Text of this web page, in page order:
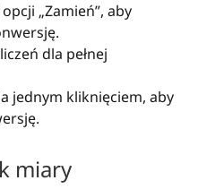
„Zamień”, aby
dla pełnej
jednym kliknięciem, aby
miary